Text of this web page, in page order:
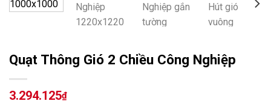
Quạt Thông Gió 2 Chiều Công Nghiệp
3.294.125₫